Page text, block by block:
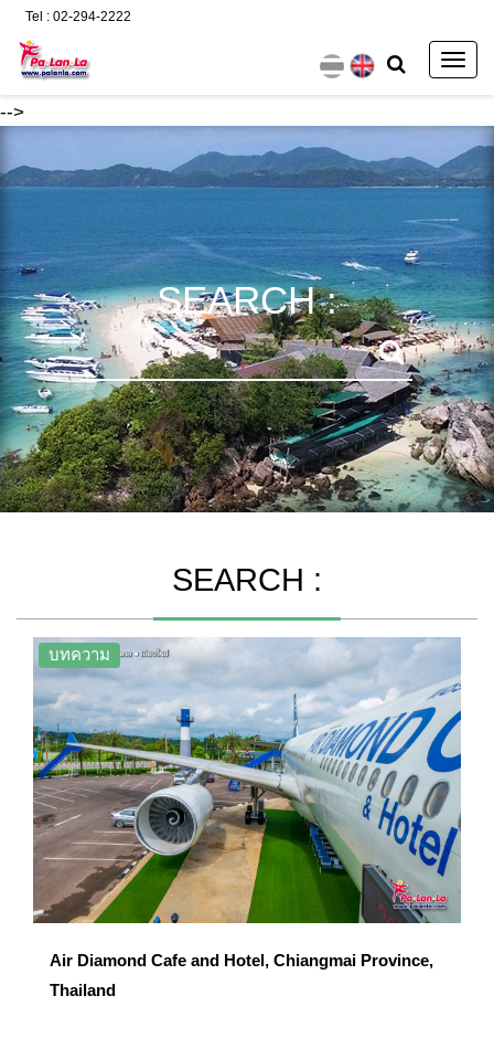
-->
Tel : 02-294-2222
SEARCH :
SEARCH :
บทความ
Air Diamond Cafe and Hotel, Chiangmai Province,
Thailand